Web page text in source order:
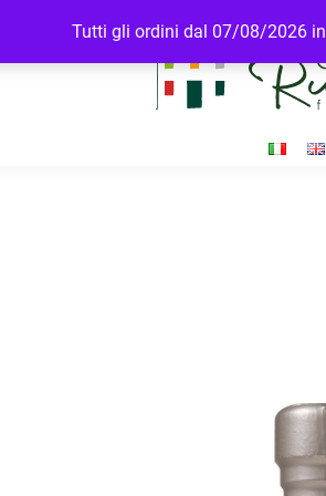
Tutti gli ordini dal 07/08/2026